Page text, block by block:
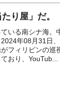
り屋」だ。
いる南シナ海。
年08月31日
フィリピンの巡
おり、YouTub...